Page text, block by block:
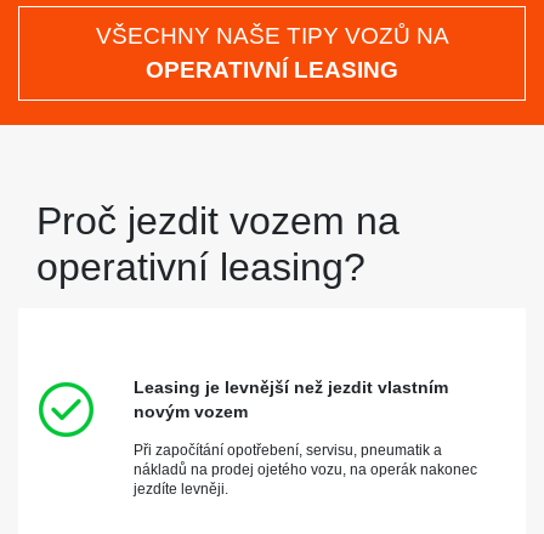
VŠECHNY NAŠE TIPY VOZŮ NA
OPERATIVNÍ LEASING
Proč jezdit vozem na
operativní leasing?
Leasing je levnější než jezdit vlastním
novým vozem
Při započítání opotřebení, servisu, pneumatik a
nákladů na prodej ojetého vozu, na operák nakonec
jezdíte levněji.